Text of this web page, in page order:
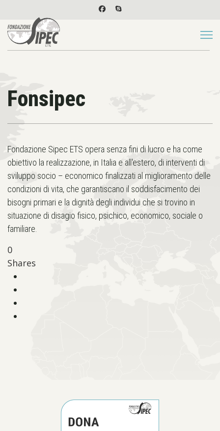
Fonsipec
Fondazione Sipec ETS opera senza fini di lucro e ha come
obiettivo la realizzazione, in Italia e all'estero, di interventi di
sviluppo socio – economico finalizzati al miglioramento delle
condizioni di vita, che garantiscano il soddisfacimento dei
bisogni primari e la dignità degli individui che si trovino in
situazione di disagio fisico, psichico, economico, sociale o
familiare.
0
Shares